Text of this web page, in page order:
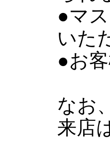
●マ
いた
●お
なお
来店